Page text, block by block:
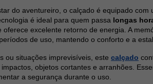
do aventureiro, o calçado é equipado
é ideal para quem passa longas
oferece excelente retorno de energia. A
de uso, mantendo o conforto e a
ou situações imprevisíveis, este calçado
objetos cortantes e arranhões.
a segurança durante o uso.